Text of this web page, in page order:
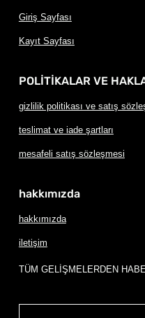
Giriş Sayfası
Kayıt Sayfası
POLİTİKALAR VE
gizlilik politikası ve satış
teslimat ve iade şartları
mesafeli satış sözleşmesi
hakkımızda
hakkımızda
iletişim
TÜM GELİŞMELERDEN